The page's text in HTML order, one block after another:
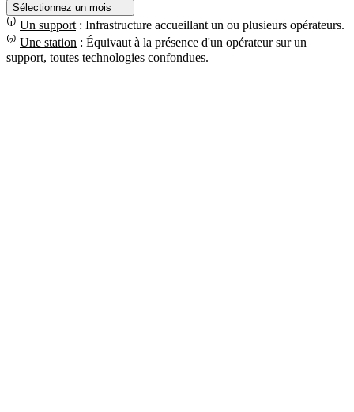
Sélectionnez un mois
⁽¹⁾ Un support : Infrastructure accueillant un ou plusieurs opérateurs.
⁽²⁾ Une station : Équivaut à la présence d'un opérateur sur un
support, toutes technologies confondues.